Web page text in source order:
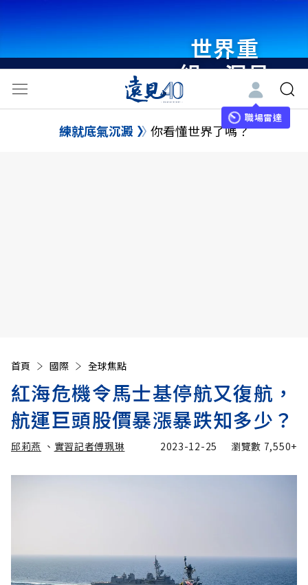
世界重
組・洞見
未來 與
世界領袖
職場雷達
練就底氣沉澱 你看懂世界了嗎？
首頁 國際 全球焦點
紅海危機令馬士基停航又復航，
航運巨頭股價暴漲暴跌知多少？
邱莉燕 、 實習記者傅珮琳 2023-12-25 瀏覽數 7,550+